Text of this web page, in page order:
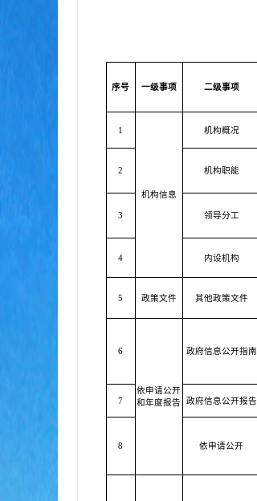
序号 一级事项 二级事项
1
机构信息
机构概况
2 机构职能
3 领导分工
4 内设机构
5 政策文件 其他政策文件
6
依申请公开
和年度报告
政府信息公开指南
7 政府信息公开报告
8 依申请公开